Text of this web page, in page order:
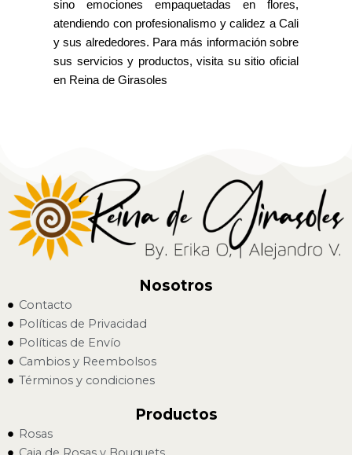
sino emociones empaquetadas en flores,
atendiendo con profesionalismo y calidez a Cali
y sus alrededores. Para más información sobre
sus servicios y productos, visita su sitio oficial
en Reina de Girasoles
Nosotros
Contacto
Políticas de Privacidad
Políticas de Envío
Cambios y Reembolsos
Términos y condiciones
Productos
Rosas